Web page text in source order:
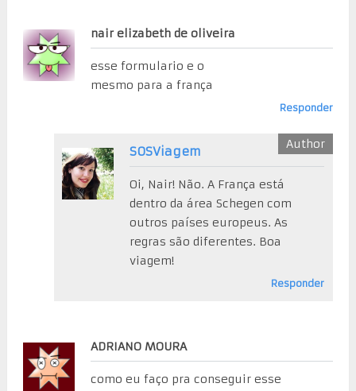
nair elizabeth de oliveira
esse formulario e o
mesmo para a frança
Responder
SOSViagem
Oi, Nair! Não. A França está
dentro da área Schegen com
outros países europeus. As
regras são diferentes. Boa
viagem!
Responder
ADRIANO MOURA
como eu faço pra conseguir esse